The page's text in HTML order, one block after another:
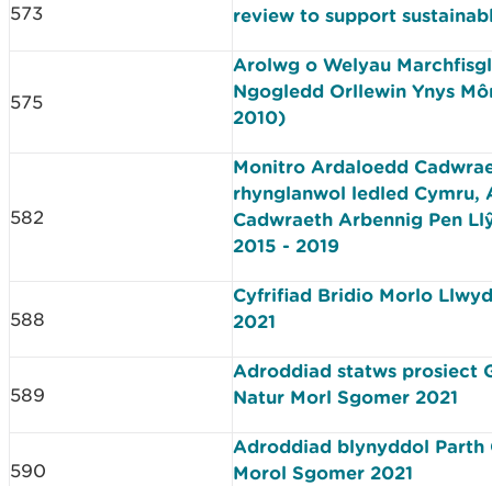
573
review to support
575
Arolwg o Welyau
Ngogledd Orllewin Ynys
2010)
582
Monitro Ardaloedd
rhynglanwol ledled Cymru,
Cadwraeth Arbennig Pen
2015 - 2019
588
Cyfrifiad Bridio Morlo
2021
589
Adroddiad statws prosiect
Natur Morl Sgomer 2021
590
Adroddiad blynyddol Parth
Morol Sgomer 2021